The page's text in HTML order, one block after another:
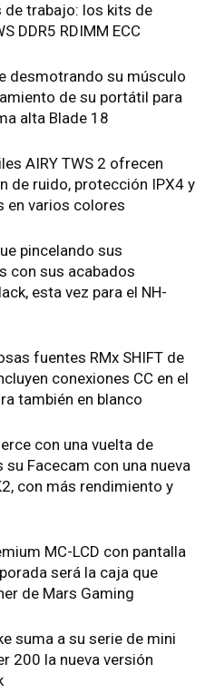
de trabajo: los kits de
DDR5 RDIMM ECC
desmotrando su músculo
de su portátil para
alta Blade 18
AIRY TWS 2 ofrecen
de ruido, protección IPX4 y
en varios colores
pincelando sus
con sus acabados
esta vez para el NH-
fuentes RMx SHIFT de
conexiones CC en el
también en blanco
con una vuelta de
su Facecam con una nueva
con más rendimiento y
MC-LCD con pantalla
será la caja que
de Mars Gaming
suma a su serie de mini
200 la nueva versión